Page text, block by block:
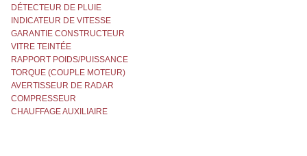
DÉTECTEUR DE PLUIE
INDICATEUR DE VITESSE
GARANTIE CONSTRUCTEUR
VITRE TEINTÉE
RAPPORT POIDS/PUISSANCE
TORQUE (COUPLE MOTEUR)
AVERTISSEUR DE RADAR
COMPRESSEUR
CHAUFFAGE AUXILIAIRE